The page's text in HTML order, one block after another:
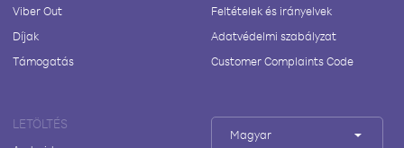
Viber Out
Díjak
Támogatás
Feltételek és irányelvek
Adatvédelmi szabályzat
Customer Complaints Code
LETÖLTÉS
Magyar